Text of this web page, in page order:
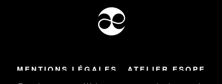
MENTIONS LÉGALES ATELIER ESOPE